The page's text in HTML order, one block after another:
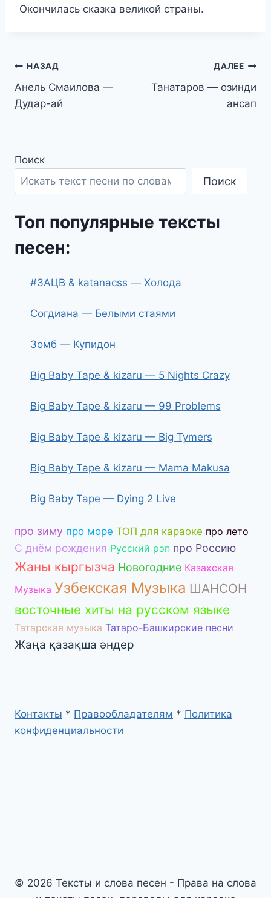
Окончилась сказка великой страны.
Навигация
по
НАЗАД
Анель Смаилова —
Дудар-ай
ДАЛЕЕ
Танатаров — озинди
ансап
Поиск
Поиск
Топ популярные тексты
песен:
#ЗАЦВ & katanacss — Холода
Согдиана — Белыми стаями
Зомб — Купидон
Big Baby Tape & kizaru — 5 Nights Crazy
Big Baby Tape & kizaru — 99 Problems
Big Baby Tape & kizaru — Big Tymers
Big Baby Tape & kizaru — Mama Makusa
Big Baby Tape — Dying 2 Live
про зиму про море ТОП для караоке про лето
С днём рождения Русский рэп про Россию
Жаны кыргызча Новогодние Казахская
Музыка Узбекская Музыка ШАНСОН
восточные хиты на русском языке
Татарская музыка Татаро-Башкирские песни
Жаңа қазақша әндер
Контакты * Правообладателям * Политика
конфиденциальности
© 2026 Тексты и слова песен - Права на слова